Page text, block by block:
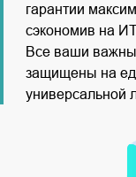
гарантии
сэкономив на
Все ваши
защищены на
универсальной